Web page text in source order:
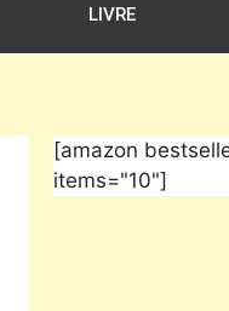
LIVRE
[amazon
items="10"]